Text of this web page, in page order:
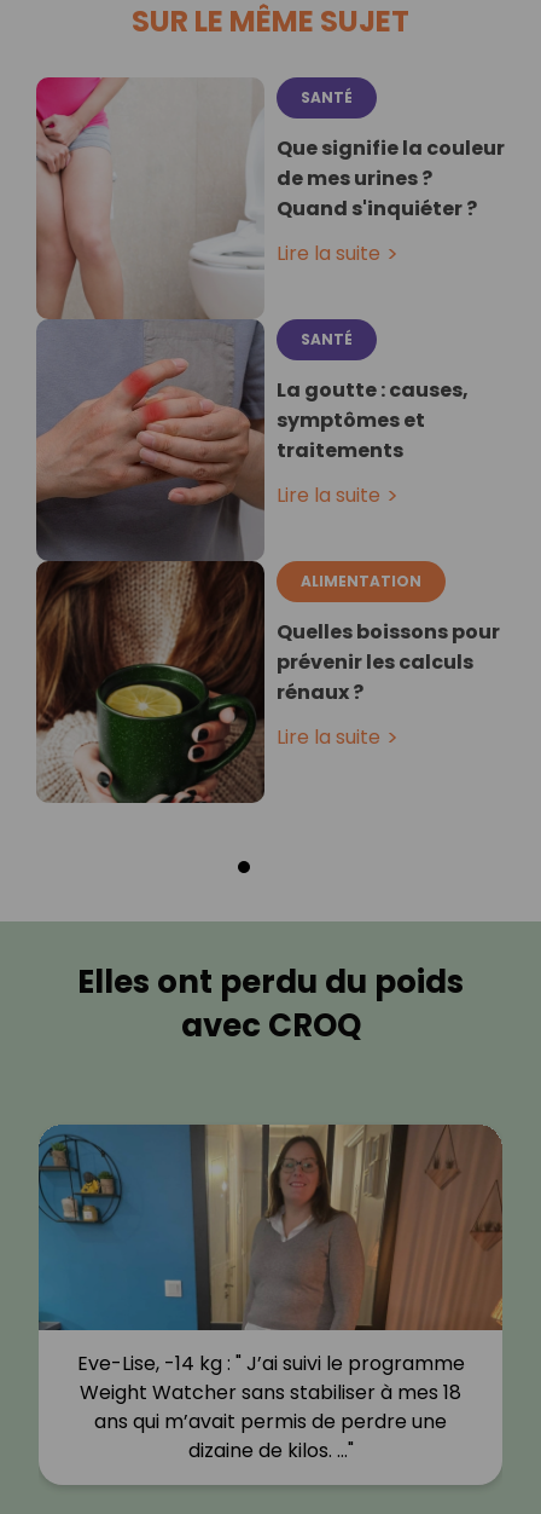
SUR LE MÊME SUJET
SANTÉ
Que signifie la couleur
de mes urines ?
Quand s'inquiéter ?
Lire la suite
SANTÉ
La goutte : causes,
symptômes et
traitements
Lire la suite
ALIMENTATION
Quelles boissons pour
prévenir les calculs
rénaux ?
Lire la suite
Elles ont perdu du poids
avec CROQ
Eve-Lise, -14 kg : " J’ai suivi le programme
Weight Watcher sans stabiliser à mes 18
ans qui m’avait permis de perdre une
dizaine de kilos. …"